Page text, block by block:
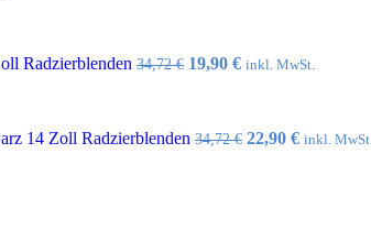
Radzierblenden 34,72€ Ursprünglicher
19,90 €Aktueller
inkl. MwSt.
14 Zoll Radzierblenden 34,72€ Ursprünglicher
22,90 €Aktueller
inkl. MwSt.